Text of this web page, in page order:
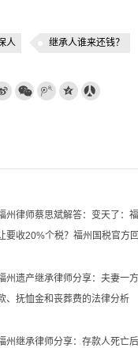
人 继承人谁来还钱？
州律师蔡思斌解答：变天了：
要收20%个税？福州国税官方回
州遗产继承律师分享：夫妻一
、抚恤金和丧葬费的法律分析
州继承律师分享：存款人死亡